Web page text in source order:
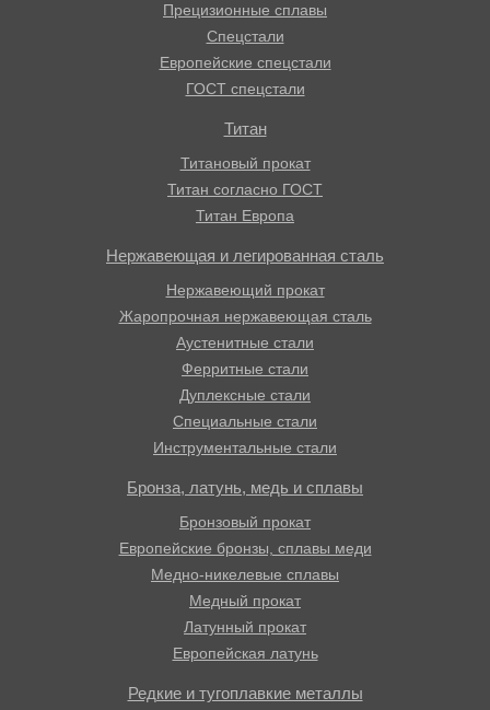
Прецизионные сплавы
Спецстали
Европейские спецстали
ГОСТ спецстали
Титан
Титановый прокат
Титан согласно ГОСТ
Титан Европа
Нержавеющая и легированная сталь
Нержавеющий прокат
Жаропрочная нержавеющая сталь
Аустенитные стали
Ферритные стали
Дуплексные стали
Специальные стали
Инструментальные стали
Бронза, латунь, медь и сплавы
Бронзовый прокат
Европейские бронзы, сплавы меди
Медно-никелевые сплавы
Медный прокат
Латунный прокат
Европейская латунь
Редкие и тугоплавкие металлы